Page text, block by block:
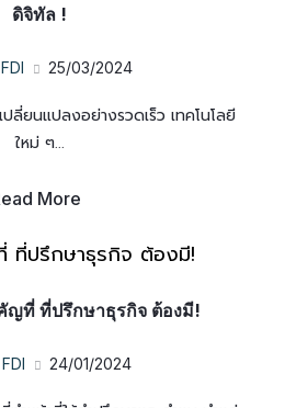
ดิจิทัล !
FDI 25/03/2024
ลี่ยนแปลงอย่างรวดเร็ว เทคโนโลยี
ใหม่ ๆ...
More
ที่ ที่ปรึกษาธุรกิจ ต้องมี!
FDI 24/01/2024